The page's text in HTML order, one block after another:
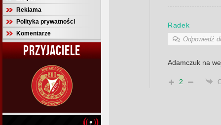
Reklama
Polityka prywatności
Komentarze
PRZYJACIELE
Radek
Odpowiedź
Adamczuk na
2